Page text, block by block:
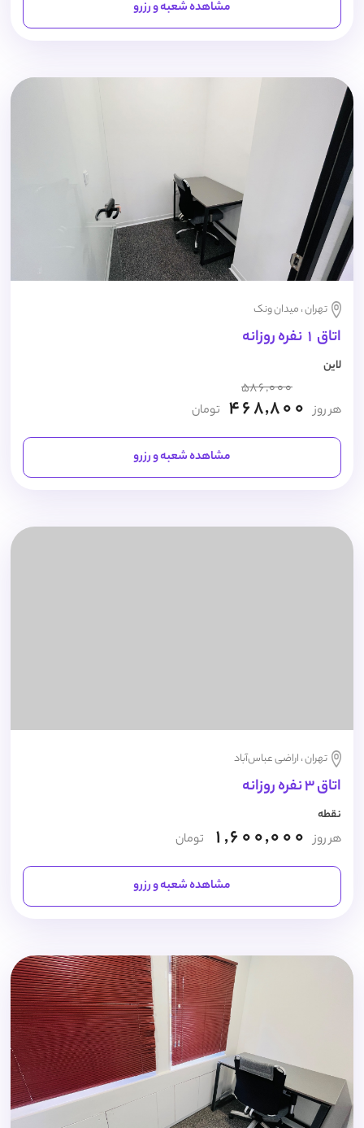
مشاهده شعبه و رزرو
تهران ، میدان ونک
اتاق 1 نفره روزانه
لاین
هر روز
586,000
468,800 تومان
مشاهده شعبه و رزرو
تهران ، اراضی عباس‌آباد
اتاق 3 نفره روزانه
نقطه
هر روز 1,600,000 تومان
مشاهده شعبه و رزرو